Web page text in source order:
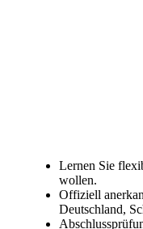
Lernen Sie
wollen.
Offiziell
Deutschland,